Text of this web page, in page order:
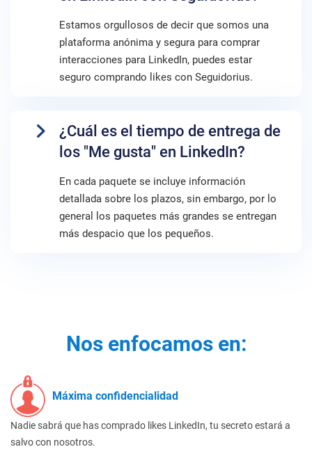
Estamos orgullosos de decir que somos una
plataforma anónima y segura para comprar
interacciones para LinkedIn, puedes estar
seguro comprando likes con Seguidorius.
¿Cuál es el tiempo de entrega de
los "Me gusta" en LinkedIn?
En cada paquete se incluye información
detallada sobre los plazos, sin embargo, por lo
general los paquetes más grandes se entregan
más despacio que los pequeños.
Nos enfocamos en:
Máxima confidencialidad
Nadie sabrá que has comprado likes LinkedIn, tu secreto estará a
salvo con nosotros.